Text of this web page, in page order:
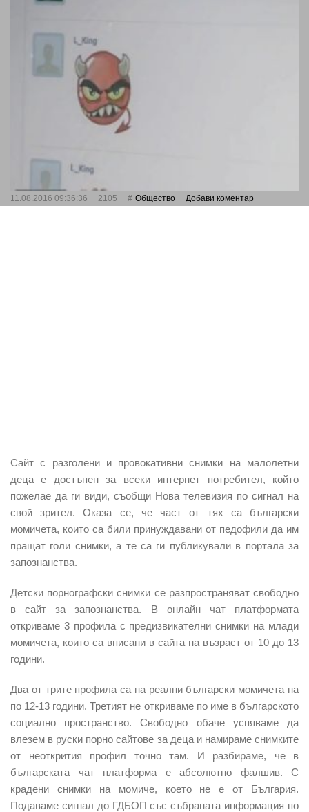
11.08.2016 09:36:36 2105 Общество Добави коментар
Сайт с разголени и провокативни снимки на малолетни
деца е достъпен за всеки интернет потребител, който
пожелае да ги види, съобщи Нова телевизия по сигнал на
свой зрител. Оказа се, че част от тях са български
момичета, които са били принуждавани от педофили да им
пращат голи снимки, а те са ги публикували в портала за
запознанства.
Детски порнографски снимки се разпространяват свободно
в сайт за запознанства. В онлайн чат платформата
откриваме 3 профила с предизвикателни снимки на млади
момичета, които са вписани в сайта на възраст от 10 до 13
години.
Два от трите профила са на реални български момичета на
по 12-13 години. Третият не откриваме по име в българското
социално пространство. Свободно обаче успяваме да
влезем в руски порно сайтове за деца и намираме снимките
от неоткрития профил точно там. И разбираме, че в
българската чат платформа е абсолютно фалшив. С
крадени снимки на момиче, което не е от България.
Подаваме сигнал до ГДБОП със събраната информация по